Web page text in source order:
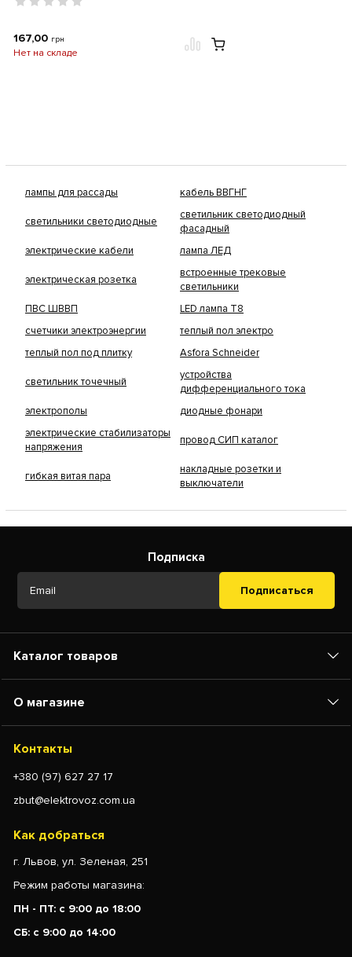
167,00 грн
Нет на складе
лампы для рассады кабель ВВГНГ
светильники светодиодные
светильник светодиодный
фасадный
электрические кабели
лампа ЛЕД
электрическая розетка
встроенные трековые
светильники
ПВС ШВВП
LED лампа Т8
счетчики электроэнергии
теплый пол электро
теплый пол под плитку
Asfora Schneider
светильник точечный
устройства
дифференциального тока
электрополы
диодные фонари
электрические стабилизаторы
напряжения
провод СИП каталог
гибкая витая пара
накладные розетки и
выключатели
Подписка
Подписаться
Каталог товаров
О магазине
Контакты
+380 (97) 627 27 17
zbut@elektrovoz.com.ua
Как добраться
г. Львов, ул. Зеленая, 251
Режим работы магазина:
ПН - ПТ: с 9:00 до 18:00
СБ: с 9:00 до 14:00